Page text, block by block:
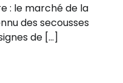
: le marché de la
des secousses
de […]